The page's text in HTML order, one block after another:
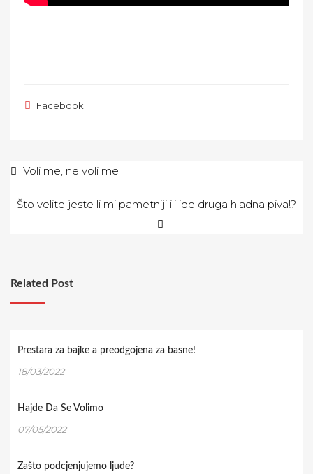
Facebook
Navigacija
Voli me, ne voli me
Što velite jeste li mi pametniji ili ide druga hladna piva!?
Related Post
Prestara za bajke a preodgojena za basne!
18/03/2022
Hajde Da Se Volimo
07/05/2022
Zašto podcjenjujemo ljude?